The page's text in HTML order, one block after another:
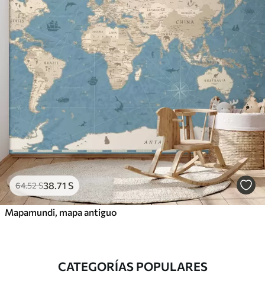
64.52S38 .71 S
Mapamundi, mapa antiguo
CATEGORÍAS POPULARES